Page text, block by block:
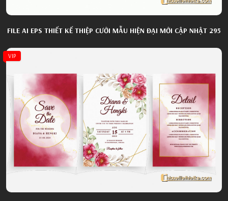
FILE AI EPS THIẾT KẾ THIỆP CƯỚI MẪU HIỆN ĐẠI MỚI CẬP NHẬT 295
VIP